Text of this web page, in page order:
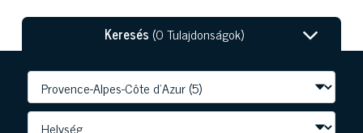
Keresés (0 Tulajdonságok)